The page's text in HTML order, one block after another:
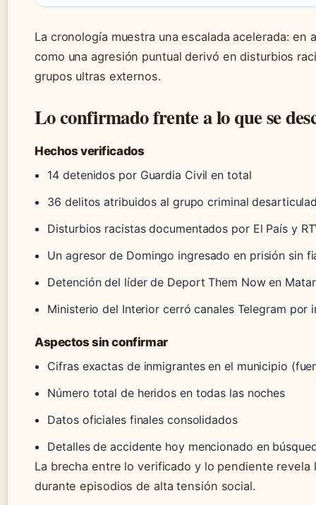
La cronología muestra una escalada acelerada: en
como una agresión puntual derivó en disturbios
grupos ultras externos.
Lo confirmado frente a lo que se
Hechos verificados
14 detenidos por Guardia Civil en total
36 delitos atribuidos al grupo criminal
Disturbios racistas documentados por El País y
Un agresor de Domingo ingresado en prisión sin
Detención del líder de Deport Them Now en
Ministerio del Interior cerró canales Telegram por
Aspectos sin confirmar
Cifras exactas de inmigrantes en el municipio
Número total de heridos en todas las noches
Datos oficiales finales consolidados
Detalles de accidente hoy mencionado en
La brecha entre lo verificado y lo pendiente
durante episodios de alta tensión social.